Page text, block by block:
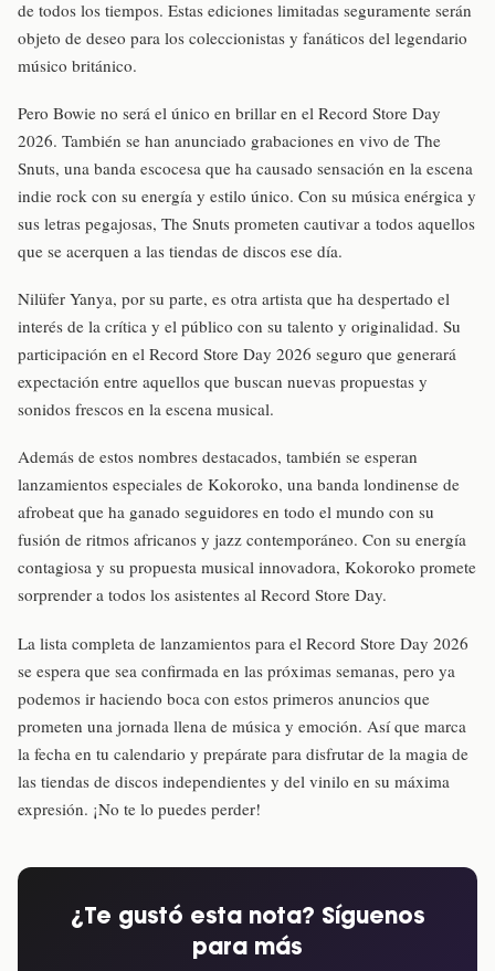
de todos los tiempos. Estas ediciones limitadas seguramente serán
objeto de deseo para los coleccionistas y fanáticos del legendario
músico británico.
Pero Bowie no será el único en brillar en el Record Store Day
2026. También se han anunciado grabaciones en vivo de The
Snuts, una banda escocesa que ha causado sensación en la escena
indie rock con su energía y estilo único. Con su música enérgica y
sus letras pegajosas, The Snuts prometen cautivar a todos aquellos
que se acerquen a las tiendas de discos ese día.
Nilüfer Yanya, por su parte, es otra artista que ha despertado el
interés de la crítica y el público con su talento y originalidad. Su
participación en el Record Store Day 2026 seguro que generará
expectación entre aquellos que buscan nuevas propuestas y
sonidos frescos en la escena musical.
Además de estos nombres destacados, también se esperan
lanzamientos especiales de Kokoroko, una banda londinense de
afrobeat que ha ganado seguidores en todo el mundo con su
fusión de ritmos africanos y jazz contemporáneo. Con su energía
contagiosa y su propuesta musical innovadora, Kokoroko promete
sorprender a todos los asistentes al Record Store Day.
La lista completa de lanzamientos para el Record Store Day 2026
se espera que sea confirmada en las próximas semanas, pero ya
podemos ir haciendo boca con estos primeros anuncios que
prometen una jornada llena de música y emoción. Así que marca
la fecha en tu calendario y prepárate para disfrutar de la magia de
las tiendas de discos independientes y del vinilo en su máxima
expresión. ¡No te lo puedes perder!
¿Te gustó esta nota? Síguenos
para más